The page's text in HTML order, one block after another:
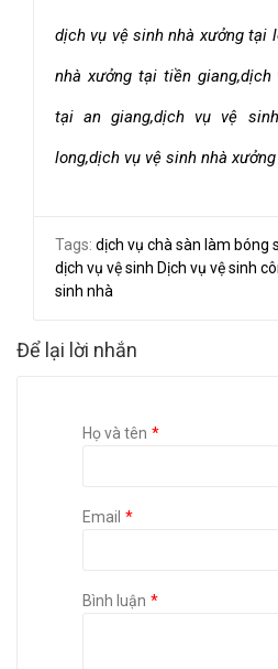
dịch vụ vệ sinh nhà xưởng tại
nhà xưởng tại tiền
tại an giang,dịch vụ vệ
long,dịch vụ vệ sinh nhà
Tags: dịch vụ chà sàn làm bóng
dịch vụ vệ sinh Dịch vụ vệ sinh
sinh nhà
Để lại lời nhắn
Họ và tên
Email
Bình luận